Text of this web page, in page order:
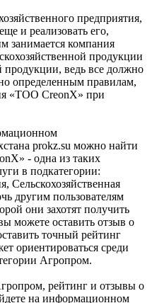
предприятия,
и реализовать его,
занимается компания
продукции
продукции, ведь все должно
определенным правилам,
«ТОО CreonX» при
prokz.su можно найти
- одна из таких
в подкатегории:
Сельскохозяйственная
другим пользователям
они захотят получить
можете оставить отзыв о
точный рейтинг
ориентироваться среди
Агропром.
рейтинг и отзывы о
на информационном